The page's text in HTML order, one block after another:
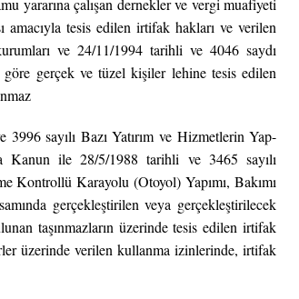
yararına çalışan dernekler ve vergi muafiyeti
amacıyla tesis edilen irtifak hakları ve verilen
ve 24/11/1994 tarihli ve 4046 saydı
gerçek ve tüzel kişiler lehine tesis edilen
sayılı Bazı Yatırım ve Hizmetlerin Yap-
Kanun ile 28/5/1988 tarihli ve 3465 sayılı
Kontrollü Karayolu (Otoyol) Yapımı, Bakımı
gerçekleştirilen veya gerçekleştirilecek
taşınmazların üzerinde tesis edilen irtifak
üzerinde verilen kullanma izinlerinde, irtifak